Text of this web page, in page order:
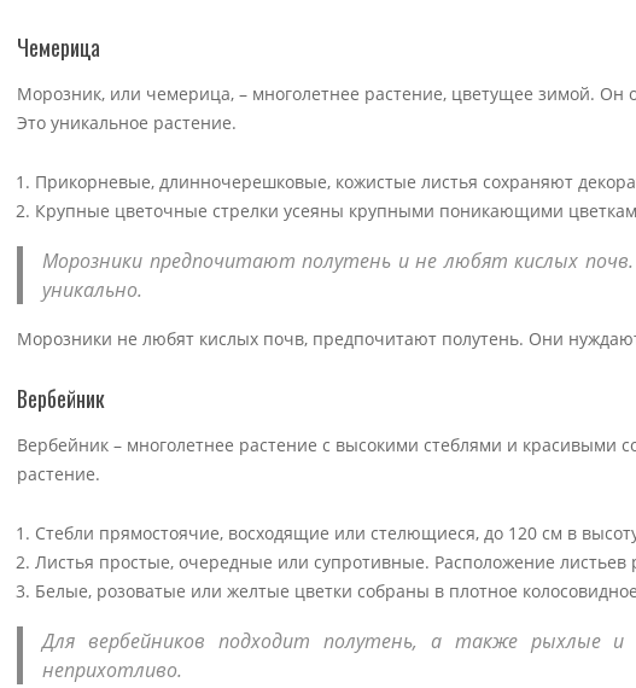
Чемерица
Морозник, или чемерица, – многолетнее растение, цветущее зимой.
Это уникальное растение.
Прикорневые, длинночерешковые, кожистые листья сохраняют
Крупные цветочные стрелки усеяны крупными поникающими
Морозники предпочитают полутень и не любят кислых
уникально.
Морозники не любят кислых почв, предпочитают полутень. Они
Вербейник
Вербейник – многолетнее растение с высокими стеблями и красивыми
растение.
Стебли прямостоячие, восходящие или стелющиеся, до 120 см в
Листья простые, очередные или супротивные. Расположение листьев
Белые, розоватые или желтые цветки собраны в плотное
Для вербейников подходит полутень, а также рыхлые
неприхотливо.